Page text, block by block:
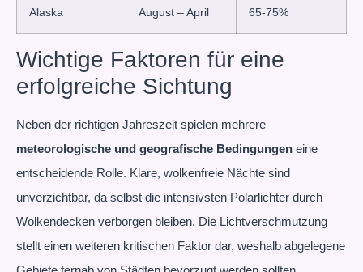
Alaska August – April 65-75%
Wichtige Faktoren für eine
erfolgreiche Sichtung
Neben der richtigen Jahreszeit spielen mehrere
meteorologische und geografische Bedingungen eine
entscheidende Rolle. Klare, wolkenfreie Nächte sind
unverzichtbar, da selbst die intensivsten Polarlichter durch
Wolkendecken verborgen bleiben. Die Lichtverschmutzung
stellt einen weiteren kritischen Faktor dar, weshalb abgelegene